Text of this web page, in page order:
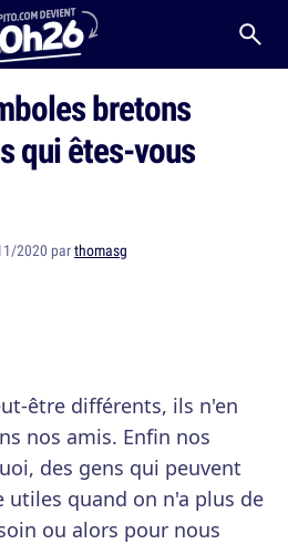
bretons
qui êtes-vous
2020 parthomasg
être différents, ils n'en
nos amis. Enfin nos
des gens qui peuvent
utiles quand on n'a plus de
ou alors pour nous